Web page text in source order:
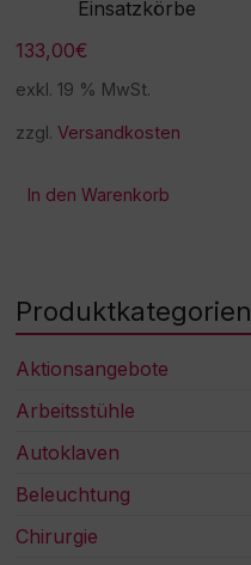
Einsatzkörbe
133,00€
exkl. 19 % MwSt.
zzgl.Versandkosten
In den Warenkorb
Produktkategorien
Aktionsangebote
Arbeitsstühle
Autoklaven
Beleuchtung
Chirurgie